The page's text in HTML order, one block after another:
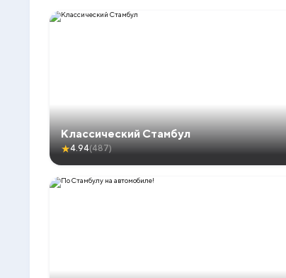
Классический Стамбул
★4.94(487)